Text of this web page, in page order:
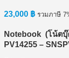
23,000 ฿ รวมภาษี
Notebook (โน้ตบุ๊
PV14255 –